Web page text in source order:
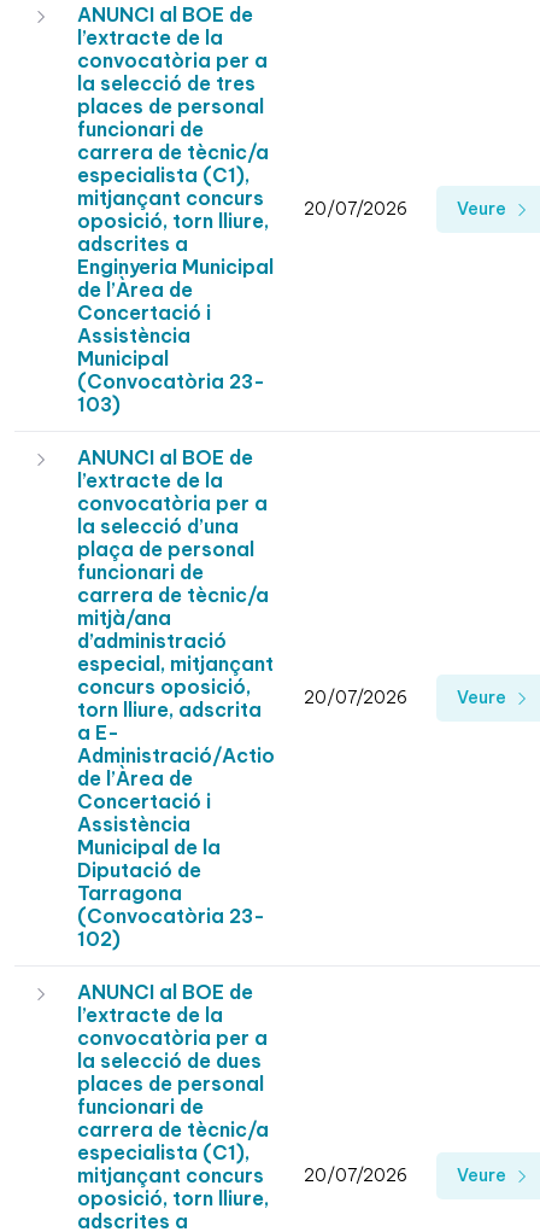
ANUNCI al BOE de
l’extracte de la
convocatòria per a
la selecció de tres
places de personal
funcionari de
carrera de tècnic/a
especialista (C1),
mitjançant concurs
oposició, torn lliure,
adscrites a
Enginyeria Municipal
de l’Àrea de
Concertació i
Assistència
Municipal
(Convocatòria 23-
103)
20/07/2026 Veure
ANUNCI al BOE de
l’extracte de la
convocatòria per a
la selecció d’una
plaça de personal
funcionari de
carrera de tècnic/a
mitjà/ana
d’administració
especial, mitjançant
concurs oposició,
torn lliure, adscrita
a E-
Administració/Actio
de l’Àrea de
Concertació i
Assistència
Municipal de la
Diputació de
Tarragona
(Convocatòria 23-
102)
20/07/2026 Veure
ANUNCI al BOE de
l’extracte de la
convocatòria per a
la selecció de dues
places de personal
funcionari de
carrera de tècnic/a
especialista (C1),
mitjançant concurs
oposició, torn lliure,
adscrites a
20/07/2026 Veure